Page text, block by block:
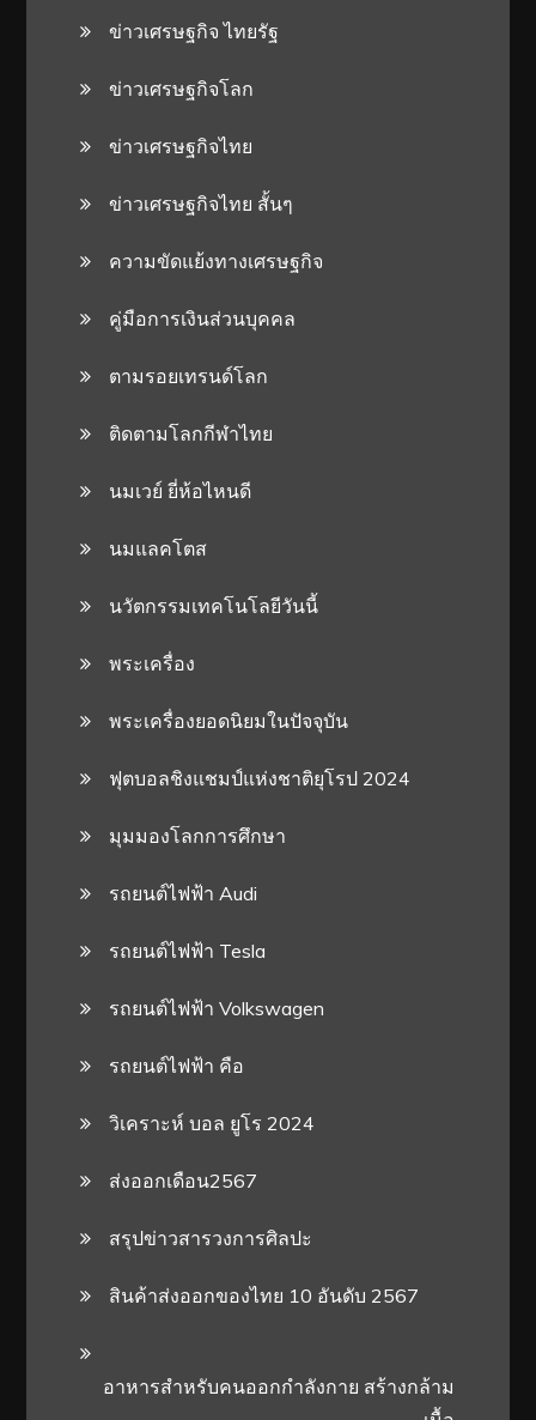
ข่าวเศรษฐกิจ ไทยรัฐ
ข่าวเศรษฐกิจโลก
ข่าวเศรษฐกิจไทย
ข่าวเศรษฐกิจไทย สั้นๆ
ความขัดแย้งทางเศรษฐกิจ
คู่มือการเงินส่วนบุคคล
ตามรอยเทรนด์โลก
ติดตามโลกกีฬาไทย
นมเวย์ ยี่ห้อไหนดี
นมแลคโตส
นวัตกรรมเทคโนโลยีวันนี้
พระเครื่อง
พระเครื่องยอดนิยมในปัจจุบัน
ฟุตบอลชิงแชมป์แห่งชาติยุโรป 2024
มุมมองโลกการศึกษา
รถยนต์ไฟฟ้า Audi
รถยนต์ไฟฟ้า Tesla
รถยนต์ไฟฟ้า Volkswagen
รถยนต์ไฟฟ้า คือ
วิเคราะห์ บอล ยูโร 2024
ส่งออกเดือน2567
สรุปข่าวสารวงการศิลปะ
สินค้าส่งออกของไทย 10 อันดับ 2567
อาหารสําหรับคนออกกําลังกาย สร้างกล้าม